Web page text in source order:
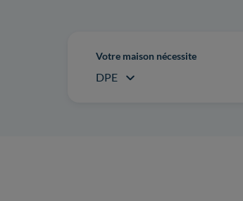
Votre maison nécessite
DPE